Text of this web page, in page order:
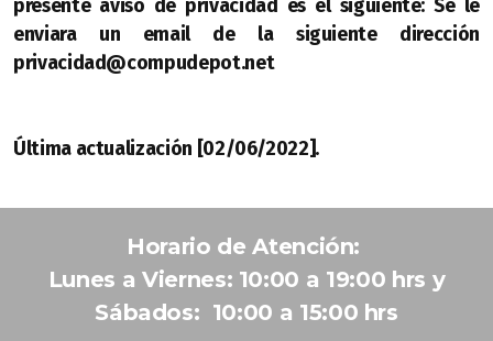
presente aviso de privacidad es el siguiente: Se le
enviara un email de la siguiente dirección
privacidad@compudepot.net
Última actualización [02/06/2022].
Horario de Atención:
Lunes a Viernes: 10:00 a 19:00 hrs y
Sábados: 10:00 a 15:00 hrs